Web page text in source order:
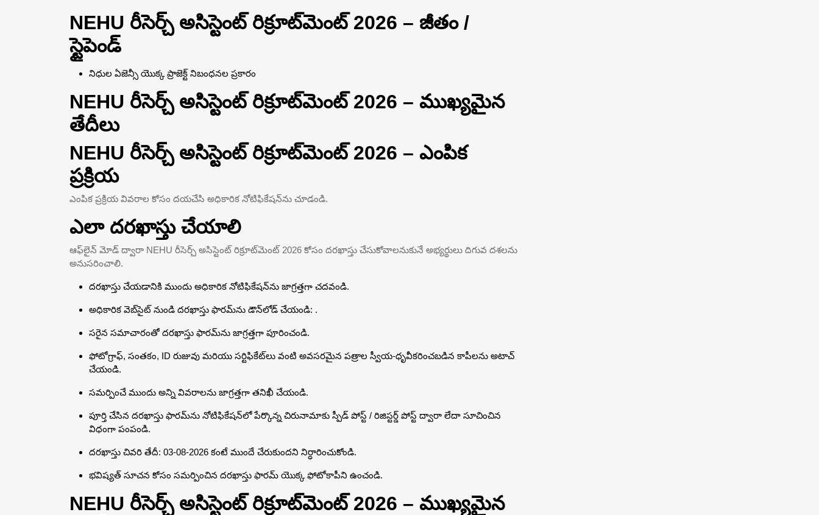
NEHU రీసెర్చ్ అసిస్టెంట్ రిక్రూట్‌మెంట్ 2026 – జీతం /
స్టైపెండ్
నిధుల ఏజెన్సీ యొక్క ప్రాజెక్ట్ నిబంధనల ప్రకారం
NEHU రీసెర్చ్ అసిస్టెంట్ రిక్రూట్‌మెంట్ 2026 – ముఖ్యమైన
తేదీలు
NEHU రీసెర్చ్ అసిస్టెంట్ రిక్రూట్‌మెంట్ 2026 – ఎంపిక
ప్రక్రియ
ఎంపిక ప్రక్రియ వివరాల కోసం దయచేసి అధికారిక నోటిఫికేషన్‌ను చూడండి.
ఎలా దరఖాస్తు చేయాలి
ఆఫ్‌లైన్ మోడ్ ద్వారా NEHU రీసెర్చ్ అసిస్టెంట్ రిక్రూట్‌మెంట్ 2026 కోసం దరఖాస్తు చేసుకోవాలనుకునే అభ్యర్థులు దిగువ దశలను
అనుసరించాలి.
దరఖాస్తు చేయడానికి ముందు అధికారిక నోటిఫికేషన్‌ను జాగ్రత్తగా చదవండి.
అధికారిక వెబ్‌సైట్ నుండి దరఖాస్తు ఫారమ్‌ను డౌన్‌లోడ్ చేయండి: .
సరైన సమాచారంతో దరఖాస్తు ఫారమ్‌ను జాగ్రత్తగా పూరించండి.
ఫోటోగ్రాఫ్, సంతకం, ID రుజువు మరియు సర్టిఫికేట్‌లు వంటి అవసరమైన పత్రాల స్వీయ-ధృవీకరించబడిన కాపీలను అటాచ్
చేయండి.
సమర్పించే ముందు అన్ని వివరాలను జాగ్రత్తగా తనిఖీ చేయండి.
పూర్తి చేసిన దరఖాస్తు ఫారమ్‌ను నోటిఫికేషన్‌లో పేర్కొన్న చిరునామాకు స్పీడ్ పోస్ట్ / రిజిస్టర్డ్ పోస్ట్ ద్వారా లేదా సూచించిన
విధంగా పంపండి.
దరఖాస్తు చివరి తేదీ: 03-08-2026 కంటే ముందే చేరుకుందని నిర్ధారించుకోండి.
భవిష్యత్ సూచన కోసం సమర్పించిన దరఖాస్తు ఫారమ్ యొక్క ఫోటోకాపీని ఉంచండి.
NEHU రీసెర్చ్ అసిస్టెంట్ రిక్రూట్‌మెంట్ 2026 – ముఖ్యమైన